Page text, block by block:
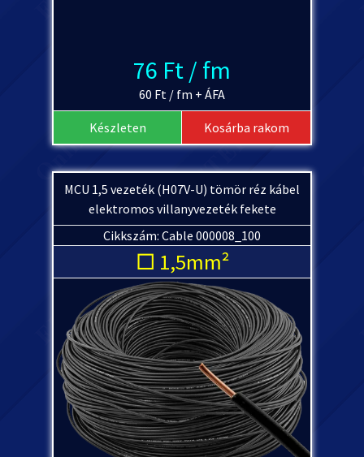
76 Ft / fm
60 Ft / fm + ÁFA
Készleten Kosárba rakom
MCU 1,5 vezeték (H07V-U) tömör réz kábel
elektromos villanyvezeték fekete
Cikkszám: Cable 000008_100
□ 1,5mm²